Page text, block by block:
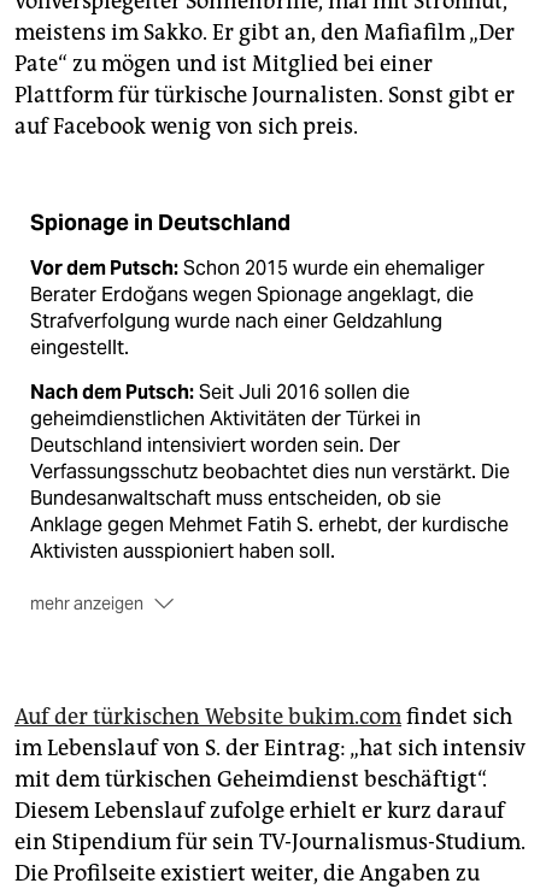
meistens im Sakko. Er gibt an, den Mafiafilm „Der
Pate“ zu mögen und ist Mitglied bei einer
Plattform für türkische Journalisten. Sonst gibt er
auf Facebook wenig von sich preis.
Spionage in Deutschland
Vor dem Putsch:Schon 2015 wurde ein ehemaliger
Berater Erdoğans wegen Spionage angeklagt, die
Strafverfolgung wurde nach einer Geldzahlung
eingestellt.
Nach dem Putsch:Seit Juli 2016 sollen die
geheimdienstlichen Aktivitäten der Türkei in
Deutschland intensiviert worden sein. Der
Verfassungsschutz beobachtet dies nun verstärkt. Die
Bundesanwaltschaft muss entscheiden, ob sie
Anklage gegen Mehmet Fatih S. erhebt, der kurdische
Aktivisten ausspioniert haben soll.
mehr anzeigen
vorgeworfen, Gülen-Anhänger ausgespäht zu haben.
Die Recherche:Dieser Text entstand im Rahmen des
Projekts taz.gazete, das sich für eine vielfältige
Türkei-Berichterstattung einsetzt. Der Text wird ins
Türkische übersetzt und ist dann auf gazete.taz.de
nachzulesen.
Auf der türkischen Website bukim.comfindet sich
im Lebenslauf von S. der Eintrag: „hat sich intensiv
mit dem türkischen Geheimdienst beschäftigt“.
Diesem Lebenslauf zufolge erhielt er kurz darauf
ein Stipendium für sein TV-Journalismus-Studium.
Die Profilseite existiert weiter, die Angaben zu